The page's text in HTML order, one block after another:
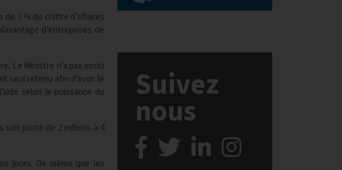
3 % du chiffre d’affaires
d’entreprises de
Le Ministre n’a pas exclu
seul retenu afin d’avoir le
selon la puissance du
soit porté de 2 millions à 4
jours. De même que les
Suivez
nous